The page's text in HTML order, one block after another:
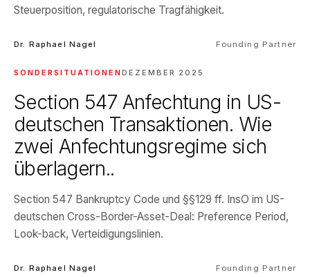
Steuerposition, regulatorische Tragfähigkeit.
Dr. Raphael Nagel Founding Partner
SONDERSITUATIONENDEZEMBER 2025
Section 547 Anfechtung in US-
deutschen Transaktionen. Wie
zwei Anfechtungsregime sich
überlagern..
Section 547 Bankruptcy Code und §§129 ff. InsO im US-
deutschen Cross-Border-Asset-Deal: Preference Period,
Look-back, Verteidigungslinien.
Dr. Raphael Nagel Founding Partner